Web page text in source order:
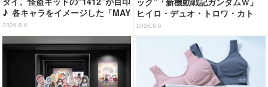
♪ 各キャラをイメージした「MAY
LA」リングセットがセール中
2026.8.6
ヒイロ・デュオ・トロワ・カト
ル・五飛の声がする…！ 新規録
り下ろしボイス搭載のワイヤレス
イヤホンが登場
2026.8.6